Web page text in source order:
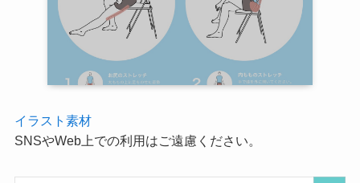
イラスト素材
SNSやWeb上での利用はご遠慮ください。